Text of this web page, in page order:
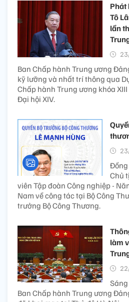
Phát
Tô
lần
Ban Chấp hành Trung ương
kỹ lưỡng và nhất trí thông qua
Chấp hành Trung ương khóa
Đại hội XIV.
Đồng
Chủ
viên Tập đoàn Công nghiệp -
Nam về công tác tại Bộ Công
trưởng Bộ Công Thương.
làm
Ban Chấp hành Trung ương